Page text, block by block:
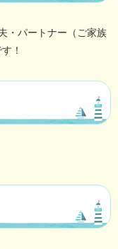
・パートナー（ご家族
！